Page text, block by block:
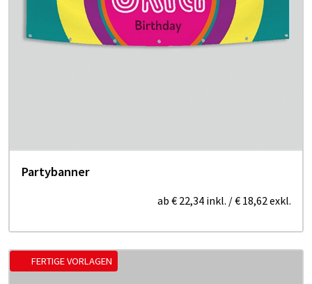
Partybanner
ab € 22,34 inkl. /€ 18,62exkl.
FERTIGE VORLAGEN